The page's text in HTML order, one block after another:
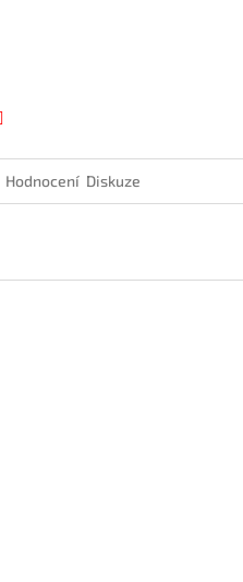
Hodnocení Diskuze